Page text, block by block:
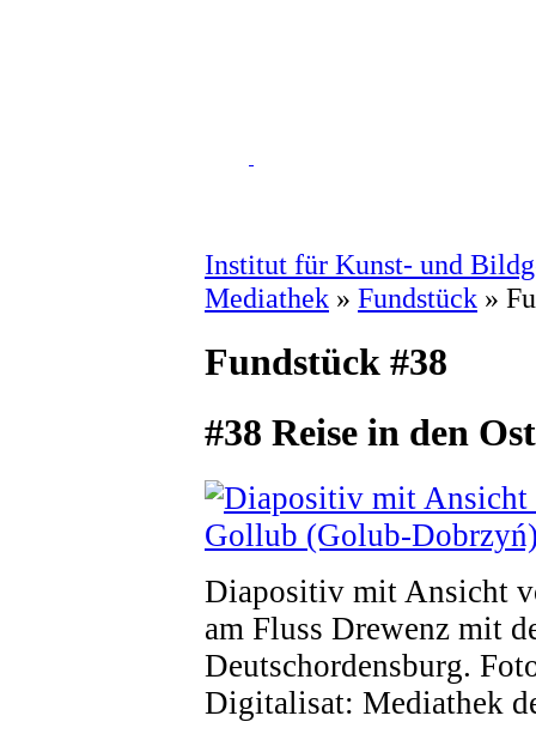
Institut für Kunst- und
Mediathek » Fundstück »
Fundstück #38
#38 Reise in den
Diapositiv mit Ansicht
am Fluss Drewenz mit
Deutschordensburg.
Digitalisat: Mediathek